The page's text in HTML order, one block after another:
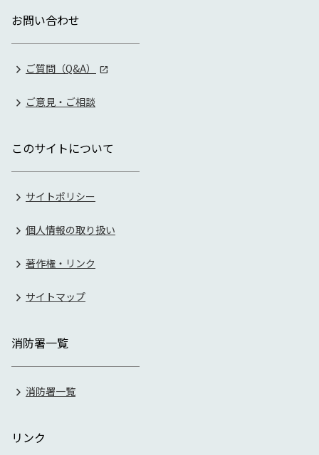
お問い合わせ
ご質問（Q&A）
ご意見・ご相談
このサイトについて
サイトポリシー
個人情報の取り扱い
著作権・リンク
サイトマップ
消防署一覧
消防署一覧
リンク